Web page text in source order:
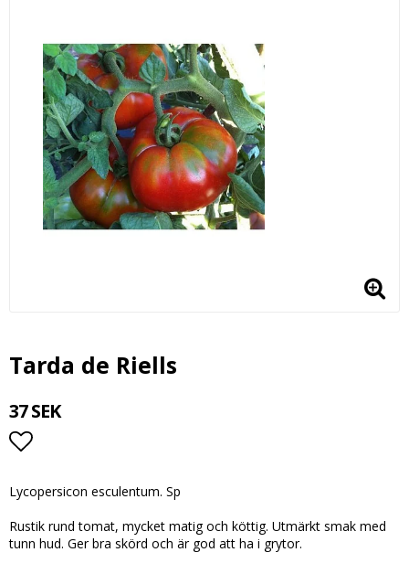
Tarda de Riells
37 SEK
Lycopersicon esculentum. Sp
Rustik rund tomat, mycket matig och köttig. Utmärkt smak med
tunn hud. Ger bra skörd och är god att ha i grytor.